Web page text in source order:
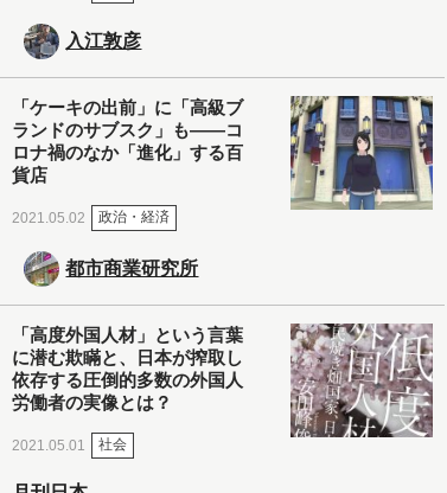
入江敦彦
「ケーキの出前」に「高級ブ
ランドのサブスク」も――コ
ロナ禍のなか「進化」する百
貨店
2021.05.02 政治・経済
都市商業研究所
「高度外国人材」という言葉
に潜む欺瞞と、日本が搾取し
依存する圧倒的多数の外国人
労働者の実像とは？
2021.05.01 社会